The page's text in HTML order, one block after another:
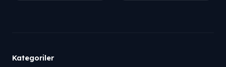
Kategoriler